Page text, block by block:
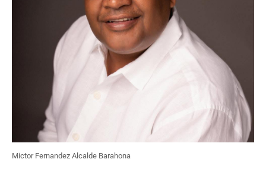
Mictor Fernandez Alcalde Barahona